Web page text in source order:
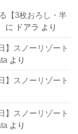
【3枚おろし・半
に ドアラ より
】スノーリゾート
より
】スノーリゾート
】スノーリゾート
より